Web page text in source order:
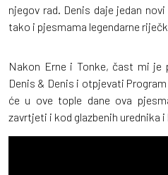
njegov rad. Denis daje jedan
tako i pjesmama legendarne
Nakon Erne i Tonke, čast mi je
Denis & Denis i otpjevati
će u ove tople dane ova
zavrtjeti i kod glazbenih urednika i